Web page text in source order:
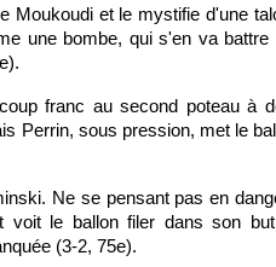
Moukoudi et le mystifie d'une
une bombe, qui s'en va battre
franc au second poteau à
Perrin, sous pression, met le
Ne se pensant pas en
voit le ballon filer dans son
(3-2, 75e).